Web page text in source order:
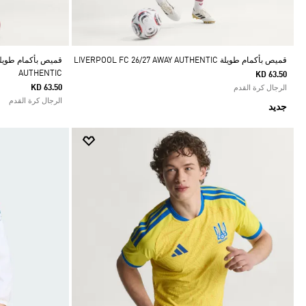
قميص بأكمام طويلة LIVERPOOL FC 26/27 AWAY AUTHENTIC
KD 63.50
الرجال كرة القدم
جديد
AUTHENTIC
KD 63.50
الرجال كرة القدم